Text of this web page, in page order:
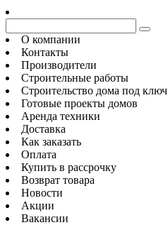
О компании
Контакты
Производители
Строительные работы
Строительство дома под ключ
Готовые проекты домов
Аренда техники
Доставка
Как заказать
Оплата
Купить в рассрочку
Возврат товара
Новости
Акции
Вакансии